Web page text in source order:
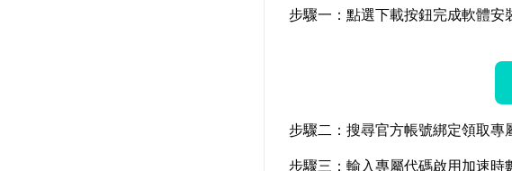
步驟一：點選下載按鈕完成軟體安
步驟二：搜尋官方帳號綁定領取專
步驟三：輸入專屬代碼啟用加速時